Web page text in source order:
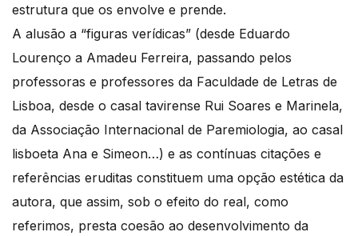
estrutura que os envolve e prende.
A alusão a “figuras verídicas” (desde Eduardo
Lourenço a Amadeu Ferreira, passando pelos
professoras e professores da Faculdade de Letras de
Lisboa, desde o casal tavirense Rui Soares e Marinela,
da Associação Internacional de Paremiologia, ao casal
lisboeta Ana e Simeon…) e as contínuas citações e
referências eruditas constituem uma opção estética da
autora, que assim, sob o efeito do real, como
referimos, presta coesão ao desenvolvimento da